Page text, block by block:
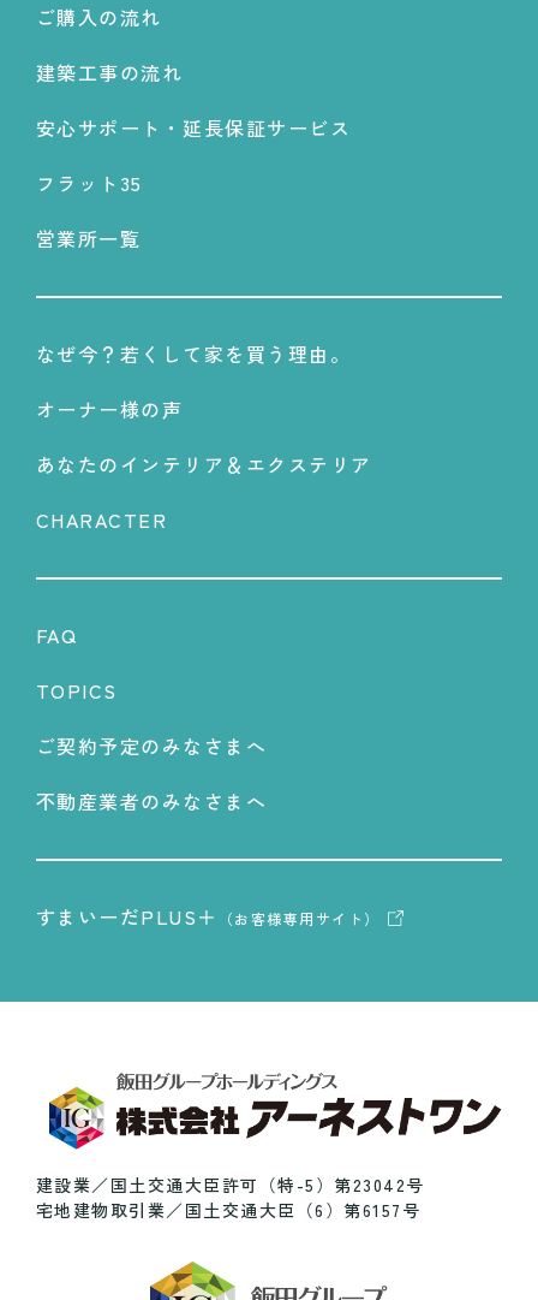
ご購入の流れ
建築工事の流れ
安心サポート・延長保証サービス
フラット35
営業所一覧
なぜ今？若くして家を買う理由。
オーナー様の声
あなたのインテリア＆エクステリア
CHARACTER
FAQ
TOPICS
ご契約予定のみなさまへ
不動産業者のみなさまへ
すまいーだPLUS＋ （お客様専用サイト）
建設業／国土交通大臣許可（特-5）第23042号
宅地建物取引業／国土交通大臣（6）第6157号